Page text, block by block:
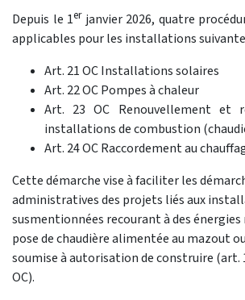
Depuis le 1erjanvier 2026, quatre
applicables pour les installations
Art. 21 OC Installations solaires
Art. 22 OC Pompes à chaleur
Art. 23 OC Renouvellement et
installations de combustion
Art. 24 OC Raccordement au
Cette démarche vise à faciliter les
administratives des projets liés aux
susmentionnées recourant à des énergies
pose de chaudière alimentée au mazout
soumise à autorisation de construire (art.
OC).